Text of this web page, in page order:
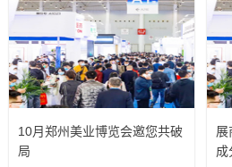
10月郑州美业博览会邀您共破
局
展
成